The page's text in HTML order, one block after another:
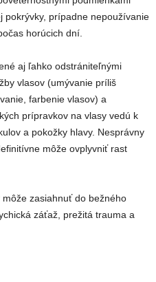
pokrývky, prípadne nepoužívanie
horúcich dní.
aj ľahko odstrániteľnými
vlasov (umývanie príliš
farbenie vlasov) a
prípravkov na vlasy vedú k
a pokožky hlavy. Nesprávny
môže ovplyvniť rast
zasiahnuť do bežného
záťaž, prežitá trauma a